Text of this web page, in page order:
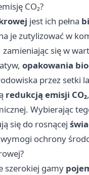
CO₂?
jest ich pełna
je zutylizować w
się w
opakowania
przez setki
redukcją emisji CO₂
Wybierając
się do rosnącej
ochrony
szerokiej gamy